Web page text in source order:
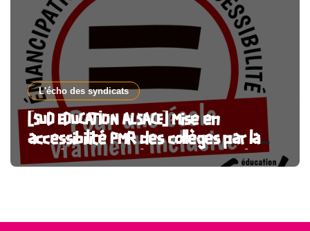
L'écho des syndicats
[SUD EDUCATION ALSACE] Mise en
accessibilité PMR des collèges par la
CeA : l’argent public doit financer le